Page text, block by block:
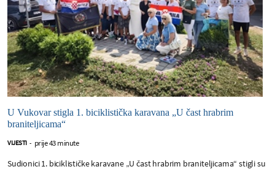
U Vukovar stigla 1. biciklistička karavana „U čast hrabrim
braniteljicama“
VIJESTI - prije 43 minute
Sudionici 1. biciklističke karavane „U čast hrabrim braniteljicama“ stigli su